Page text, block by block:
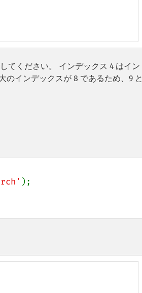
てください。 インデックス 4 はイン
のインデックスが 8 であるため、9 と